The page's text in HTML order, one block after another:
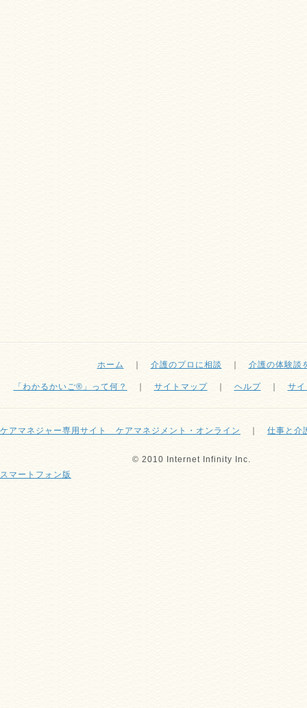
ホーム 介護のプロに相談 介護の体験談
「わかるかいご®」って何？ サイトマップ｜ ヘルプ｜ サ
ケアマネジャー専用サイト ケアマネジメント・オンライン 仕事と介
© 2010 Internet Infinity Inc.
スマートフォン版